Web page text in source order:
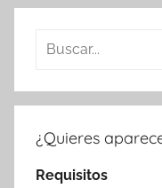
Buscar:
¿Quieres
Requisitos